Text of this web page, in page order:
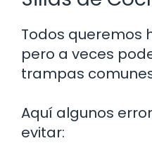
Todos queremos
pero a veces
trampas
Aquí algunos
evitar: